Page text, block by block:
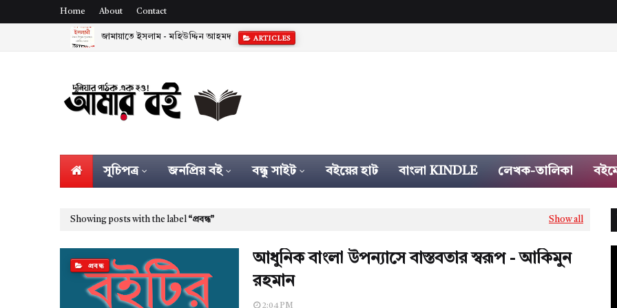
Home About Contact
জামায়াতে ইসলাম - মহিউদ্দিন আহমদ ARTICLES
সূচিপত্র জনপ্রিয় বই বন্ধু সাইট বইয়ের হাট বাংলা KINDLE লেখক-তালিকা
Showing posts with the label প্রবন্ধ Show all
প্রবন্ধ
আধুনিক বাংলা উপন্যাসে বাস্তবতার স্বরূপ - আকিমুন
রহমান
2:04 PM